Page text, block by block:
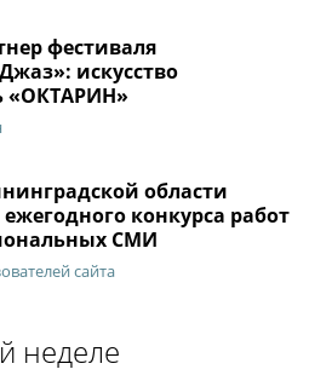
фестиваля
искусство
«ОКТАРИН»
области
конкурса работ
СМИ
сайта
неделе